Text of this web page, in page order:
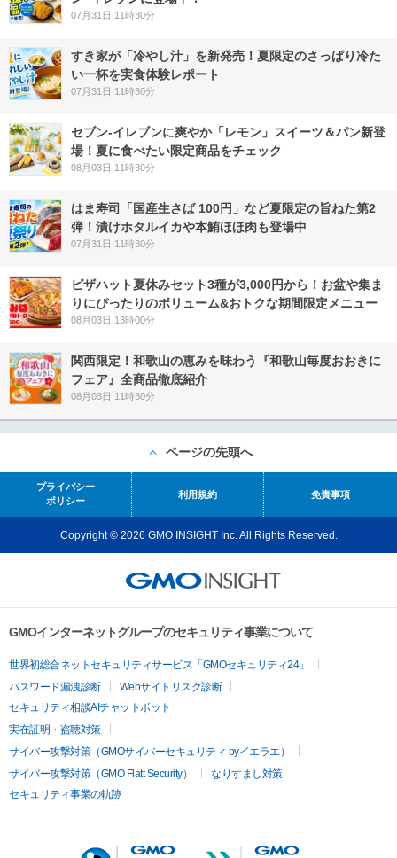
07月31日 11時30分
すき家が「冷やし汁」を新発売！夏限定のさっぱり冷た
い一杯を実食体験レポート
07月31日 11時30分
セブン‐イレブンに爽やか「レモン」スイーツ＆パン新登
場！夏に食べたい限定商品をチェック
08月03日 11時30分
はま寿司「国産生さば 100円」など夏限定の旨ねた第2
弾！漬けホタルイカや本鮪ほほ肉も登場中
07月31日 11時30分
ピザハット夏休みセット3種が3,000円から！お盆や集ま
りにぴったりのボリューム&おトクな期間限定メニュー
08月03日 13時00分
関西限定！和歌山の恵みを味わう『和歌山毎度おおきに
フェア』全商品徹底紹介
08月03日 11時30分
ページの先頭へ
プライバシー
ポリシー
利用規約 免責事項
Copyright © 2026 GMO INSIGHT Inc. All Rights Reserved.
GMOインターネットグループのセキュリティ事業について
世界初総合ネットセキュリティサービス「GMOセキュリティ24」
パスワード漏洩診断
Webサイトリスク診断
セキュリティ相談AIチャットボット
実在証明・盗聴対策
サイバー攻撃対策（GMOサイバーセキュリティ byイエラエ）
サイバー攻撃対策（GMO Flatt Security）
なりすまし対策
セキュリティ事業の軌跡